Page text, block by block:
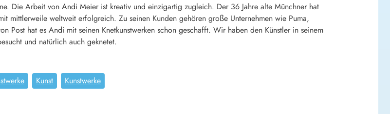
Die Arbeit von Andi Meier ist kreativ und einzigartig zugleich. Der 36 Jahre alte Münchner hat
mittlerweile weltweit erfolgreich. Zu seinen Kunden gehören große Unternehmen wie Puma,
Post hat es Andi mit seinen Knetkunstwerken schon geschafft. Wir haben den Künstler in seinem
und natürlich auch geknetet.
Kunst Kunstwerke